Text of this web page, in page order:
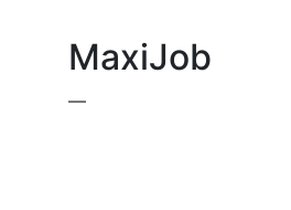
MaxiJob
—